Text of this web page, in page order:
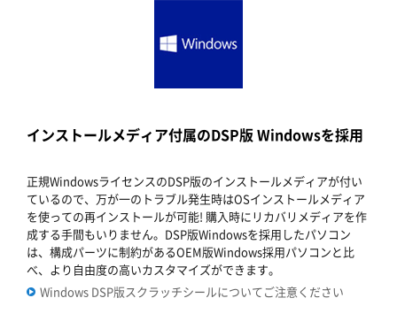
インストールメディア付属のDSP版 Windowsを採用
正規WindowsライセンスのDSP版のインストールメディアが付い
ているので、万が一のトラブル発生時はOSインストールメディア
を使っての再インストールが可能! 購入時にリカバリメディアを作
成する手間もいりません。DSP版Windowsを採用したパソコン
は、構成パーツに制約があるOEM版Windows採用パソコンと比
べ、より自由度の高いカスタマイズができます。
Windows DSP版スクラッチシールについてご注意ください